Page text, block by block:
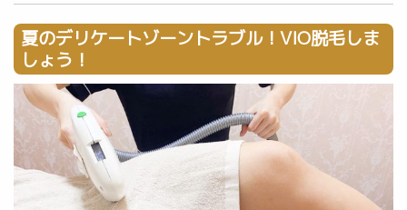
夏のデリケートゾーントラブル！VIO脱毛しま
しょう！